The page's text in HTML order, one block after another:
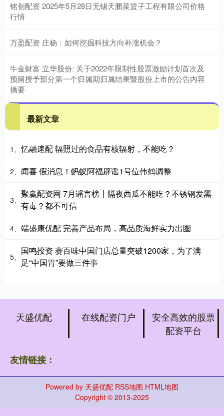
铭创配资 2025年5月28日无锡天鹏菜篮子工程有限公司价格
行情
万盈配资 庄杨：如何挖掘科技方向补涨机会？
牛金财富 立华股份: 关于2022年限制性股票激励计划首次及
预留授予部分第一个归属期归属结果暨股份上市的公告内容
摘要
最新文章
1、忆融速配 辐照过的食品有核辐射，不能吃？
2、 闻喜 假消息！蚂蚁阿福辟谣1号位伟鹤调整
3、
聚赢配资网 7月谣言榜丨隔夜西瓜不能吃？不锈钢发黑
有毒？都不可信
4、 端盛康优配 完善产品布局，高品质海鲜实力出圈
5、
国鸣投资 赛百味中国门店总量突破1200家，为了满
足“中国胃”要做三件事
天盛优配 在线配资门户
安全高效的股票
配资平台
友情链接：
Powered by 天盛优配 RSS地图 HTML地图
Copyright © 2013-2025